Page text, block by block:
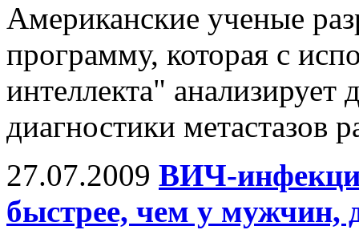
Американские ученые
программу, которая с
интеллекта"
диагностики метастазов
27.07.2009 ВИЧ-
быстрее, чем у мужчин,